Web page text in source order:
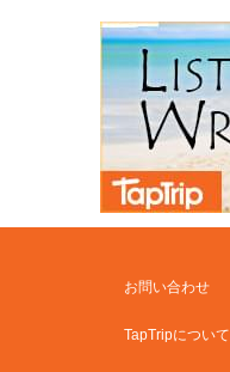
お問い合わせ
TapTripについて